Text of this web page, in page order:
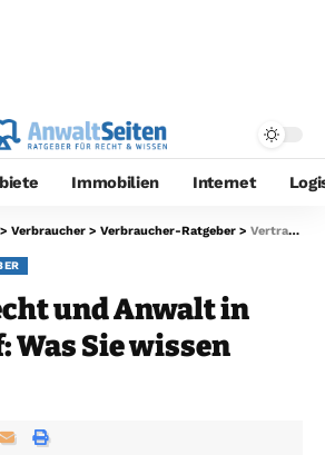
Immobilien Internet
> Verbraucher > Verbraucher-Ratgeber > Vertragsrecht und Anwalt in Düsseldorf: Was Sie wissen sollten
und Anwalt in
Was Sie wissen